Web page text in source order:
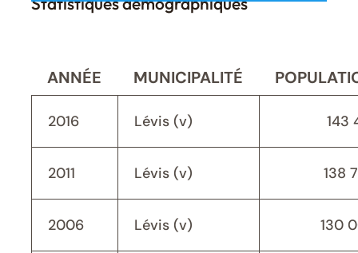
ANNÉE MUNICIPALITÉ
2016 Lévis (v) 143
2011 Lévis (v) 138
2006 Lévis (v) 130